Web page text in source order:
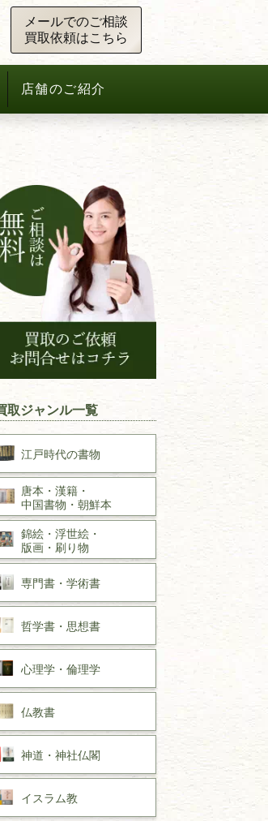
店舗のご紹介
メールでのご相談
買取依頼はこちら
取ジャンル一覧
江戸時代の書物
唐本・漢籍・
中国書物・朝鮮本
錦絵・浮世絵・
版画・刷り物
専門書・ 学術書
哲学書・思想書
心理学・倫理学
仏教書
神道・神社仏閣
イスラム教